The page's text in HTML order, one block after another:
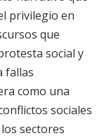
privilegio en
que
social y
fallas
como una
sociales
sectores